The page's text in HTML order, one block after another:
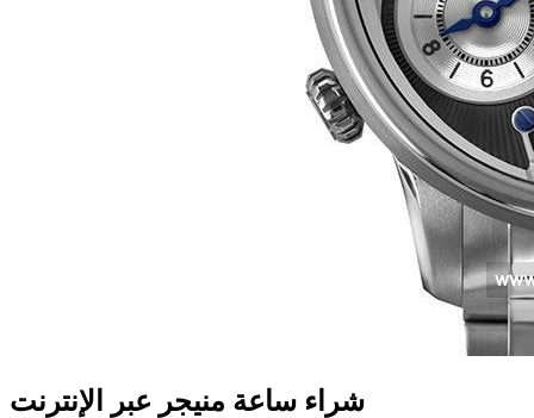
شراء ساعة منیجر عبر الإنترنت